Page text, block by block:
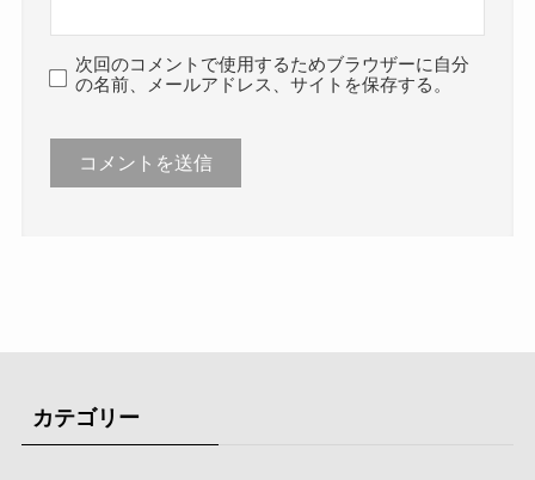
次回のコメントで使用するためブラウザーに自分
の名前、メールアドレス、サイトを保存する。
カテゴリー